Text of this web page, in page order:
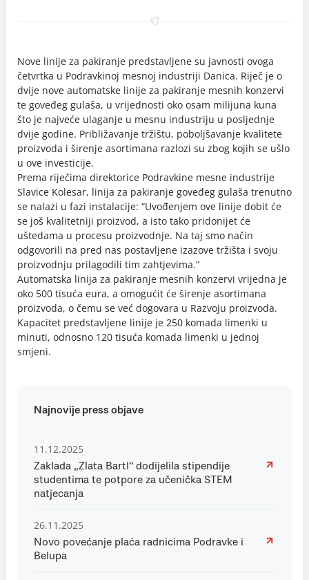
Nove linije za pakiranje predstavljene su javnosti ovoga
četvrtka u Podravkinoj mesnoj industriji Danica. Riječ je o
dvije nove automatske linije za pakiranje mesnih konzervi
te goveđeg gulaša, u vrijednosti oko osam milijuna kuna
što je najveće ulaganje u mesnu industriju u posljednje
dvije godine. Približavanje tržištu, poboljšavanje kvalitete
proizvoda i širenje asortimana razlozi su zbog kojih se ušlo
u ove investicije.
Prema riječima direktorice Podravkine mesne industrije
Slavice Kolesar, linija za pakiranje goveđeg gulaša trenutno
se nalazi u fazi instalacije: “Uvođenjem ove linije dobit će
se još kvalitetniji proizvod, a isto tako pridonijet će
uštedama u procesu proizvodnje. Na taj smo način
odgovorili na pred nas postavljene izazove tržišta i svoju
proizvodnju prilagodili tim zahtjevima.”
Automatska linija za pakiranje mesnih konzervi vrijedna je
oko 500 tisuća eura, a omogućit će širenje asortimana
proizvoda, o čemu se već dogovara u Razvoju proizvoda.
Kapacitet predstavljene linije je 250 komada limenki u
minuti, odnosno 120 tisuća komada limenki u jednoj
smjeni.
Najnovije press objave
11.12.2025
Zaklada „Zlata Bartl“ dodijelila stipendije
studentima te potpore za učenička STEM
natjecanja
26.11.2025
Novo povećanje plaća radnicima Podravke i
Belupa